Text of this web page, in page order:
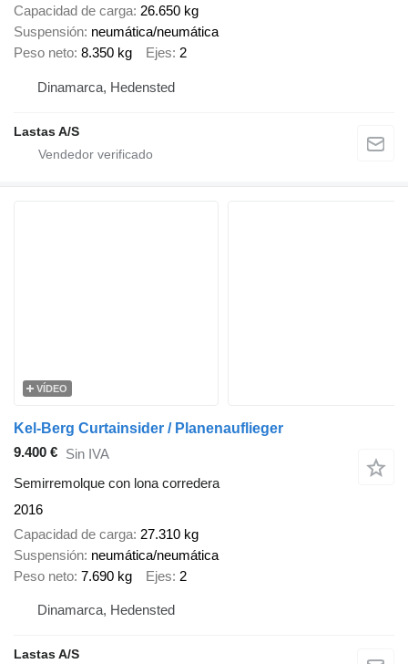
Capacidad de carga 26.650 kg
Suspensión neumática/neumática
Peso neto 8.350 kg Ejes 2
Dinamarca, Hedensted
Lastas A/S
VÍDEO
Kel-Berg Curtainsider / Planenauflieger
9.400 € Sin IVA
Semirremolque con lona corredera
2016
Capacidad de carga 27.310 kg
Suspensión neumática/neumática
Peso neto 7.690 kg Ejes 2
Dinamarca, Hedensted
Lastas A/S